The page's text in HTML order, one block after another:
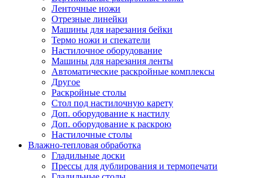
Ленточные ножи
Отрезные линейки
Машины для нарезания бейки
Термо ножи и спекатели
Настилочное оборудование
Машины для нарезания ленты
Автоматические раскройные комплексы
Другое
Раскройные столы
Стол под настилочную карету
Доп. оборудование к настилу
Доп. оборудование к раскрою
Настилочные столы
Влажно-тепловая обработка
Гладильные доски
Прессы для дублирования и термопечати